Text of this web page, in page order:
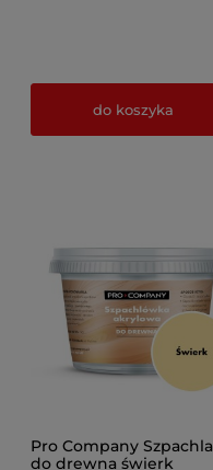
do koszyka
Pro Company Szpachla
do drewna świerk